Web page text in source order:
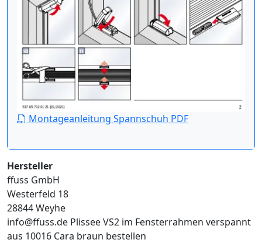
Montageanleitung Spannschuh PDF
Hersteller
ffuss GmbH
Westerfeld 18
28844 Weyhe
info@ffuss.de Plissee VS2 im Fensterrahmen verspannt
aus 10016 Cara braun bestellen